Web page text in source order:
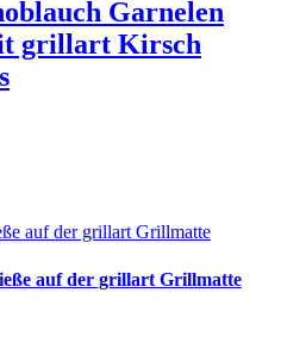
Garnelen
grillart Kirsch
auf der grillart Grillmatte
auf der grillart Grillmatte